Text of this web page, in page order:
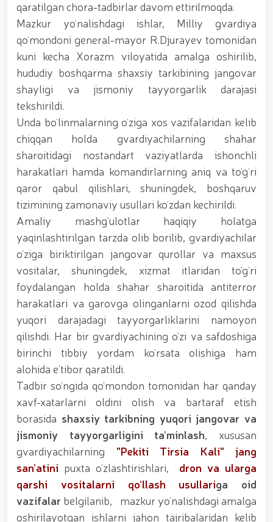
O‘zbekiston Milliy kino san'ati saroyida Milliy
gvardiya tizimidagi yoshlar bilan uchrashuv bo‘lib
o‘tdi. // Bayram kunlarida xavfsizlik toʻliq taʼminlandi
// Navroʻz shukuhi: otliq paradlar tashkil etildi //
“Navroʻzni ulugʻlash – insonni ulugʻlashdir!” shiori
ostida bayram sayli // Askarlar kasb-hunar
sertifikatlariga ega boʻldi // Qahramonlar xotirasi
yod etildi // Strandja turnirida Milliy gvardiya harbiy
xizmatchisi Navbahor Hamidova oltin medalni qoʻlga
kiritdi. // Iroda Ismoilova «Sodiq xizmatlari uchun»
medali bilan taqdirlandi. // O‘zbekiston Qurolli
Kuchlarida kibersport, dron va robot texnologiyalari
yo‘nalishlari rivojlantiriladi // Andijon viloyatida
Respublika ishchi guruhining yoshlar bilan uchrashuvi
tadbirlari doirasida muddatdi harbiy xizmatchilarga
sertifikatlar topshirildi. // Milliy gvardiya
qo‘mondoni, general-polkovnik B.Tashmatov
poytaxtimizdagi manzilli ishlari davomida yoshlar
bilan uchrashib, ular bilan ochiq muloqot o‘tkazdi. //
Farg‘ona viloyatida jinoyat sodir etishga moyil
shaxslar yashash manzillarida tezkor tadbirlar
o‘tkazildi. // “8-mart – Xalqaro xotin qizlar kuni”
munosabati bilan Milliy gvardiya tizimida faoliyat
yuritib kyelayotgan ayollar uchun tantanali bayram
tadbiri tashkil etildi // Moliyaviy shaffoflik va
korrupsiyadan xoli muhitni ta’minlash bo‘yicha o‘quv
yig‘ini o‘tkazildi // Ajdodlar merosi – milliy gʻurur va
vatanparvarlik manbai // General-polkovnik
B.Tashmatov Toshkent “Temurbeklar maktabi”
harbiy akademik litseyi faoliyati bilan yaqindan
tanishdi. //Milliy gvardiya qo‘mondoni, general-
polkovnik B.Tashmatov Sirdaryo va Jizzax viloyatida
o'rganish ishlarini olib bordi // “Harbiy taʼlim tizimida
ilm-fan va pedagogik texnologiyalarni rivojlantirish
istiqbollari” mavzusida respublika harbiy ilmiy-
amaliy konferensiyasi tashkil etildi. //Milliy gvardiya
qo‘mondoni general-polkovnik B.Tashmatov ilk
manzilli ishlarini Yunusobod tumanida amalga
oshirdi. // Samarqand va Buxoro viloyatalarida
xavfsiz muhitni yaratish va jamoat xavfsizligini
ishonchli taʼminlash boʻyicha manzilli ishlar amalga
oshirildi. // Yoshlar siyosatiga oid ustuvor vazifalar
qaratilgan chora-tadbirlar davom ettirilmoqda.
Mazkur yoʻnalishdagi ishlar, Milliy gvardiya
qoʻmondoni general-mayor R.Djurayev tomonidan
kuni kecha Xorazm viloyatida amalga oshirilib,
hududiy boshqarma shaxsiy tarkibining jangovar
shayligi va jismoniy tayyorgarlik darajasi
tekshirildi.
Unda boʻlinmalarning oʻziga xos vazifalaridan kelib
chiqqan holda gvardiyachilarning shahar
sharoitidagi nostandart vaziyatlarda ishonchli
harakatlari hamda komandirlarning aniq va toʻgʻri
qaror qabul qilishlari, shuningdek, boshqaruv
tizimining zamonaviy usullari koʻzdan kechirildi.
Amaliy mashg‘ulotlar haqiqiy holatga
yaqinlashtirilgan tarzda olib borilib, gvardiyachilar
o‘ziga biriktirilgan jangovar qurollar va maxsus
vositalar, shuningdek, xizmat itlaridan to‘g‘ri
foydalangan holda shahar sharoitida antiterror
harakatlari va garovga olinganlarni ozod qilishda
yuqori darajadagi tayyorgarliklarini namoyon
qilishdi. Har bir gvardiyachining o‘zi va safdoshiga
birinchi tibbiy yordam ko‘rsata olishiga ham
alohida e’tibor qaratildi.
Tadbir so‘ngida qo‘mondon tomonidan har qanday
xavf-xatarlarni oldini olish va bartaraf etish
borasida shaxsiy tarkibning yuqori jangovar va
jismoniy tayyorgarligini ta’minlash, xususan
gvardiyachilarning "Pekiti Tirsia Kali" jang
san’atini puxta o‘zlashtirishlari, dron va ularga
qarshi vositalarni qo‘llash usullariga oid
vazifalar belgilanib, mazkur yo‘nalishdagi amalga
oshirilayotgan ishlarni jahon tajribalaridan kelib